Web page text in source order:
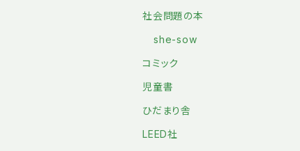
社会問題の本
she-sow
コミック
児童書
ひだまり舎
LEED社